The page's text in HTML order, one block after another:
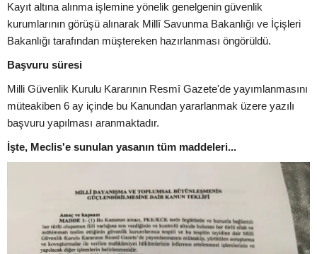
Kayıt altına alınma işlemine yönelik genelgenin güvenlik
kurumlarının görüşü alınarak Millî Savunma Bakanlığı ve İçişleri
Bakanlığı tarafından müştereken hazırlanması öngörüldü.
Başvuru süresi
Milli Güvenlik Kurulu Kararının Resmî Gazete'de yayımlanmasını
müteakiben 6 ay içinde bu Kanundan yararlanmak üzere yazılı
başvuru yapılması aranmaktadır.
İşte, Meclis'e sunulan yasanın tüm maddeleri...